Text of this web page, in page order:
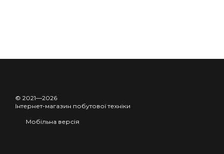
© 2021—2026
Інтернет-магазин побутової техніки
Мобільна версія